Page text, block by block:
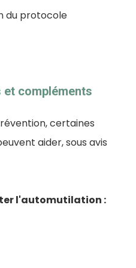
du protocole
compléments
certaines
aider, sous avis
l'automutilation :